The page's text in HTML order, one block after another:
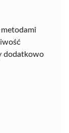
dodatkowo